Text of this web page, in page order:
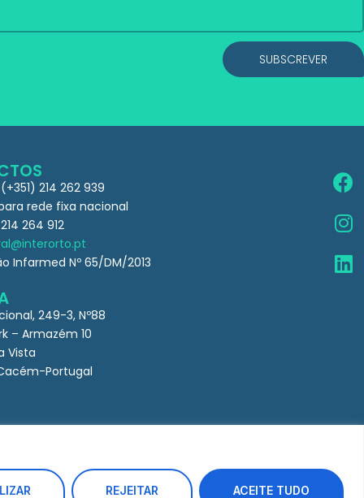
REJEITAR ACEITE TUDO
SUBSCREVER
214 262 939
rede fixa nacional
264 912
Infarmed Nº 65/DM/2013
249-3, Nº88
– Armazém 10
Vista
Portugal